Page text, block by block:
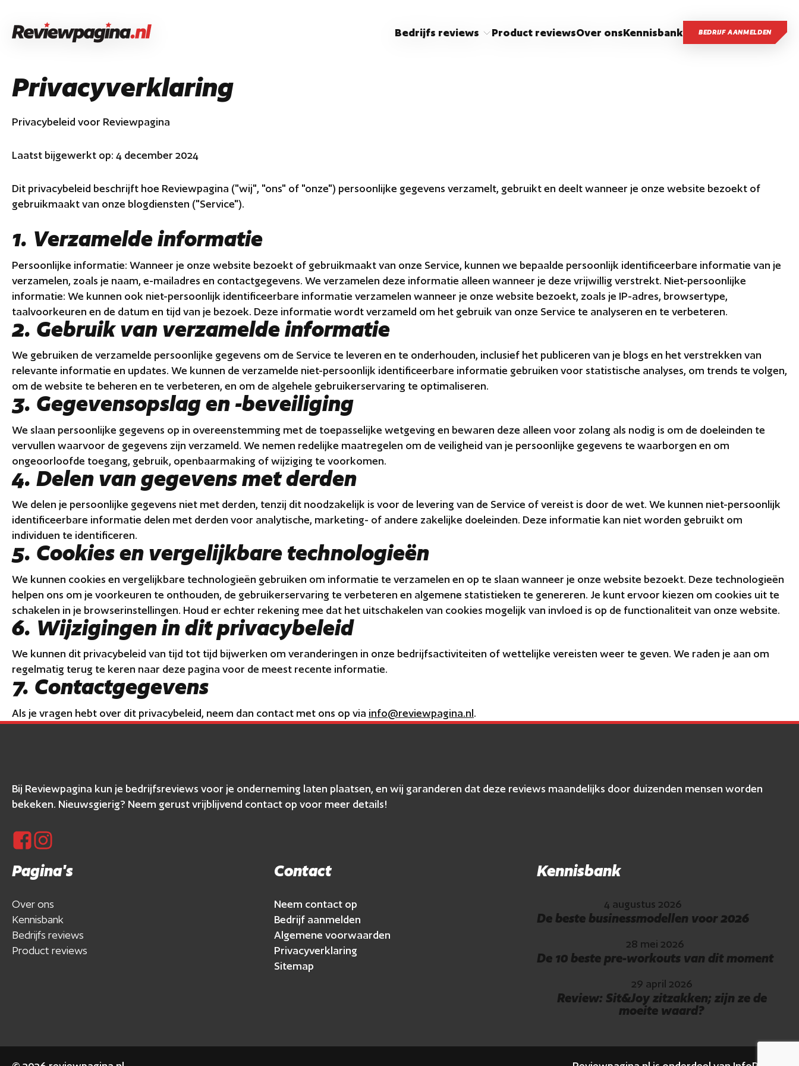
Bedrijfs reviews Product reviewsOver onsKennisbank BEDRIJF AANMELDEN
Privacyverklaring
Privacybeleid voor Reviewpagina
Laatst bijgewerkt op: 4 december 2024
Dit privacybeleid beschrijft hoe Reviewpagina ("wij", "ons" of "onze") persoonlijke gegevens verzamelt, gebruikt en deelt wanneer je onze website bezoekt of
gebruikmaakt van onze blogdiensten ("Service").
1. Verzamelde informatie
Persoonlijke informatie: Wanneer je onze website bezoekt of gebruikmaakt van onze Service, kunnen we bepaalde persoonlijk identificeerbare informatie van je
verzamelen, zoals je naam, e-mailadres en contactgegevens. We verzamelen deze informatie alleen wanneer je deze vrijwillig verstrekt. Niet-persoonlijke
informatie: We kunnen ook niet-persoonlijk identificeerbare informatie verzamelen wanneer je onze website bezoekt, zoals je IP-adres, browsertype,
taalvoorkeuren en de datum en tijd van je bezoek. Deze informatie wordt verzameld om het gebruik van onze Service te analyseren en te verbeteren.
2. Gebruik van verzamelde informatie
We gebruiken de verzamelde persoonlijke gegevens om de Service te leveren en te onderhouden, inclusief het publiceren van je blogs en het verstrekken van
relevante informatie en updates. We kunnen de verzamelde niet-persoonlijk identificeerbare informatie gebruiken voor statistische analyses, om trends te volgen,
om de website te beheren en te verbeteren, en om de algehele gebruikerservaring te optimaliseren.
3. Gegevensopslag en -beveiliging
We slaan persoonlijke gegevens op in overeenstemming met de toepasselijke wetgeving en bewaren deze alleen voor zolang als nodig is om de doeleinden te
vervullen waarvoor de gegevens zijn verzameld. We nemen redelijke maatregelen om de veiligheid van je persoonlijke gegevens te waarborgen en om
ongeoorloofde toegang, gebruik, openbaarmaking of wijziging te voorkomen.
4. Delen van gegevens met derden
We delen je persoonlijke gegevens niet met derden, tenzij dit noodzakelijk is voor de levering van de Service of vereist is door de wet. We kunnen niet-persoonlijk
identificeerbare informatie delen met derden voor analytische, marketing- of andere zakelijke doeleinden. Deze informatie kan niet worden gebruikt om
individuen te identificeren.
5. Cookies en vergelijkbare technologieën
We kunnen cookies en vergelijkbare technologieën gebruiken om informatie te verzamelen en op te slaan wanneer je onze website bezoekt. Deze technologieën
helpen ons om je voorkeuren te onthouden, de gebruikerservaring te verbeteren en algemene statistieken te genereren. Je kunt ervoor kiezen om cookies uit te
schakelen in je browserinstellingen. Houd er echter rekening mee dat het uitschakelen van cookies mogelijk van invloed is op de functionaliteit van onze website.
6. Wijzigingen in dit privacybeleid
We kunnen dit privacybeleid van tijd tot tijd bijwerken om veranderingen in onze bedrijfsactiviteiten of wettelijke vereisten weer te geven. We raden je aan om
regelmatig terug te keren naar deze pagina voor de meest recente informatie.
7. Contactgegevens
Als je vragen hebt over dit privacybeleid, neem dan contact met ons op via info@reviewpagina.nl.
Bij Reviewpagina kun je bedrijfsreviews voor je onderneming laten plaatsen, en wij garanderen dat deze reviews maandelijks door duizenden mensen worden
bekeken. Nieuwsgierig? Neem gerust vrijblijvend contact op voor meer details!
Pagina's
Over ons
Kennisbank
Bedrijfs reviews
Product reviews
Contact
Neem contact op
Bedrijf aanmelden
Algemene voorwaarden
Privacyverklaring
Sitemap
Kennisbank
4 augustus 2026
De beste businessmodellen voor 2026
28 mei 2026
De 10 beste pre-workouts van dit moment
29 april 2026
Review: Sit&Joy zitzakken; zijn ze de
moeite waard?